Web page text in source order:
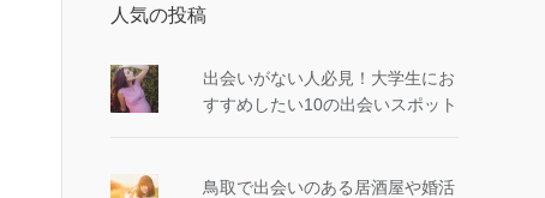
人気の投稿
出会いがない人必見！大学生にお
すすめしたい10の出会いスポット
鳥取で出会いのある居酒屋や婚活